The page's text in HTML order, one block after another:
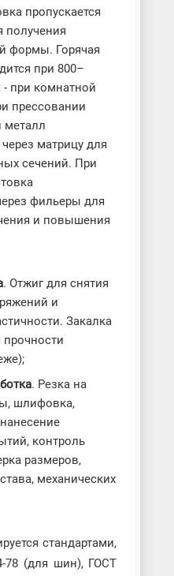
пропускается
получения
формы. Горячая
при 800–
- при комнатной
прессовании
металл
матрицу для
сечений. При
фильеры для
и повышения
. Отжиг для снятия
и
Закалка
. Резка на
шлифовка,
контроль
размеров,
механических
стандартами,
78 (для шин), ГОСТ